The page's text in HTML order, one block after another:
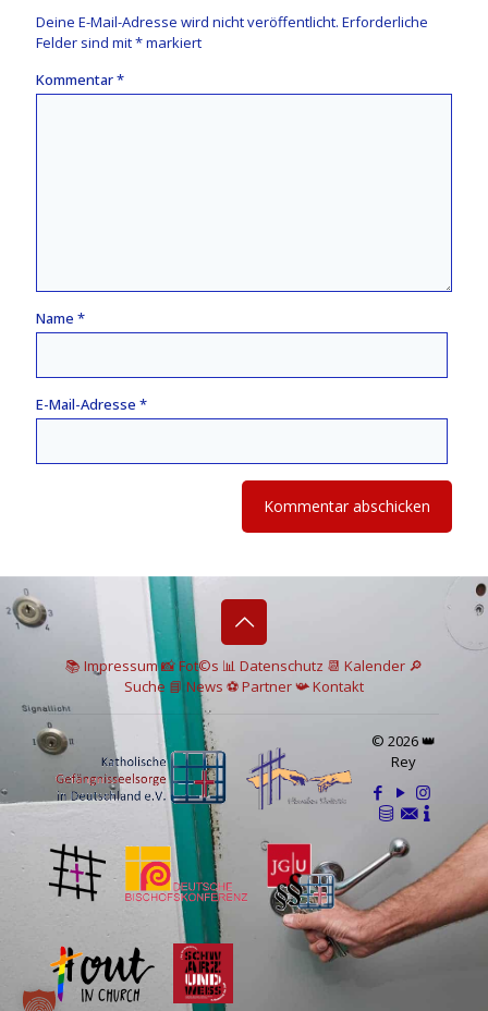
Deine E-Mail-Adresse wird nicht veröffentlicht. Erforderliche
Felder sind mit*markiert
Kommentar*
Name *
E-Mail-Adresse *
📚 Impressum📸Fot©s 📊 Datenschutz 📆 Kalender 🔎
Suche 📘 News ⚽Partner📯Kontakt
© 2026 👑
Rey